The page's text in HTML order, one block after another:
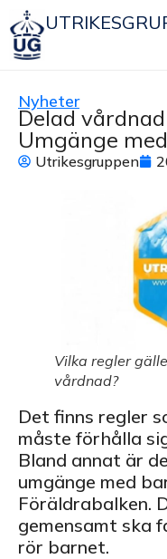
Nyheter
Delad
Umgänge
Utrikesgruppen
Vilka regler
vårdnad?
Det finns regler
måste förhålla
Bland annat är
umgänge med
Föräldrabalken.
gemensamt ska
rör barnet.